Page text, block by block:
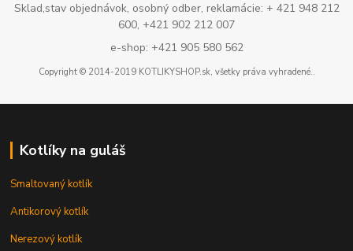
Sklad,stav objednávok, osobný odber, reklamácie: + 421 948 212
600, +421 902 212 007
e-shop: +421 905 580 562
Copyright © 2014-2019 KOTLIKYSHOP.sk, všetky práva vyhradené..
Kotlíky na guláš
Smaltovaný kotlík
Antikorový kotlík
Nerezový kotlík